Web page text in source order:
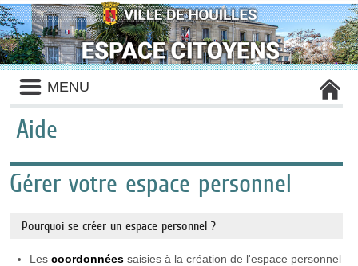
Liste
des
avertissements
MENU
Aide
Gérer votre espace personnel
Pourquoi se créer un espace personnel ?
Les coordonnéessaisies à la création de l'espace personnel